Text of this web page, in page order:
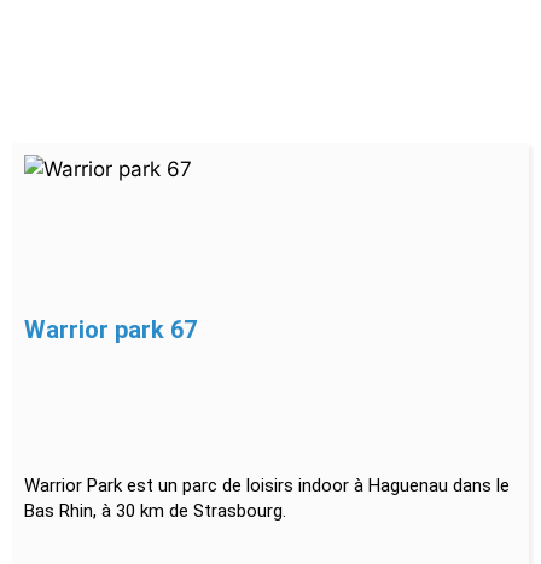
Warrior park 67
Warrior Park est un parc de loisirs indoor à Haguenau dans le
Bas Rhin, à 30 km de Strasbourg.